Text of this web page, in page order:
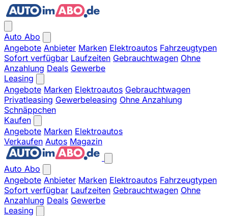
Auto Abo
Angebote Anbieter Marken Elektroautos Fahrzeugtypen
Sofort verfügbar Laufzeiten Gebrauchtwagen Ohne
Anzahlung Deals Gewerbe
Leasing
Angebote Marken Elektroautos Gebrauchtwagen
Privatleasing Gewerbeleasing Ohne Anzahlung
Schnäppchen
Kaufen
Angebote Marken Elektroautos
Verkaufen Autos Magazin
Auto Abo
Angebote Anbieter Marken Elektroautos Fahrzeugtypen
Sofort verfügbar Laufzeiten Gebrauchtwagen Ohne
Anzahlung Deals Gewerbe
Leasing